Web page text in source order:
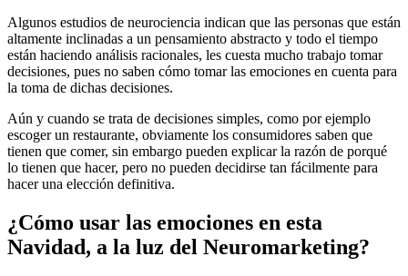
Algunos estudios de neurociencia indican que las personas que están
altamente inclinadas a un pensamiento abstracto y todo el tiempo
están haciendo análisis racionales, les cuesta mucho trabajo tomar
decisiones, pues no saben cómo tomar las emociones en cuenta para
la toma de dichas decisiones.
Aún y cuando se trata de decisiones simples, como por ejemplo
escoger un restaurante, obviamente los consumidores saben que
tienen que comer, sin embargo pueden explicar la razón de porqué
lo tienen que hacer, pero no pueden decidirse tan fácilmente para
hacer una elección definitiva.
¿Cómo usar las emociones en esta
Navidad, a la luz del Neuromarketing?